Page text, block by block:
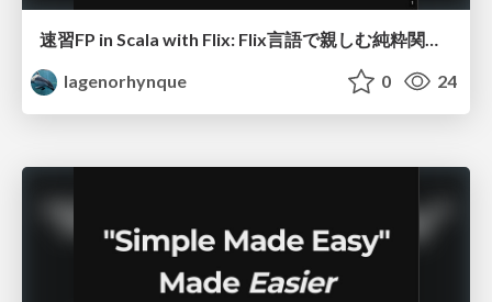
速習FP in Scala with Flix: Flix言語で親しむ純粋関数型のコード設計
lagenorhynque
0 24